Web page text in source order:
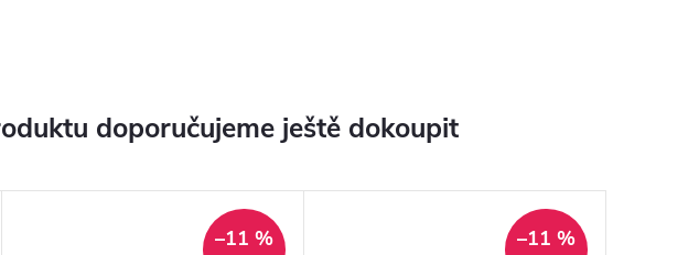
doporučujeme ještě dokoupit
–11 % –11 %